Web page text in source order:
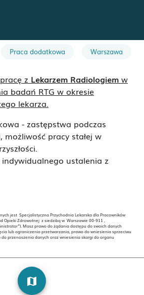
Praca dodatkowa Warszawa
z Lekarzem Radiologiem w
badań RTG w okresie
lekarza.
- zastępstwa podczas
możliwość pracy stałej w
ustalenia z
jest Specjalistyczna Przychodnia Lekarska dla Pracowników
Opieki Zdrowotnej z siedzibą w Warszawie 00-911 ,
Masz prawo do żądania dostępu do swoich danych
lub ograniczenia przetwarzania, prawo do wniesienia sprzeciwu
przenoszenia danych oraz wniesienia skargi do organu
map